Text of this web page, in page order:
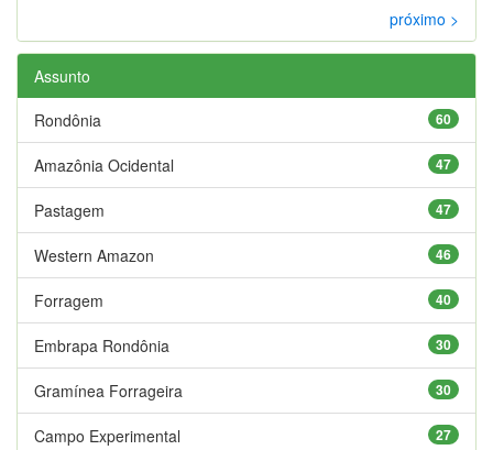
próximo >
Assunto
60
Rondônia
47
Amazônia Ocidental
47
Pastagem
46
Western Amazon
40
Forragem
30
Embrapa Rondônia
30
Gramínea Forrageira
27
Campo Experimental